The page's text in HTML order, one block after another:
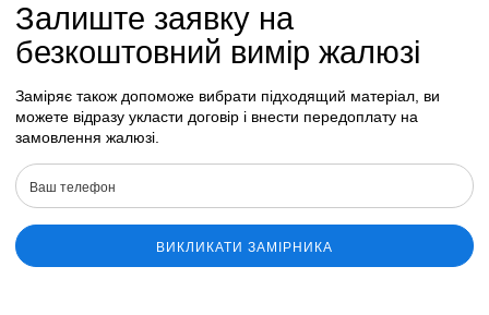
Залиште заявку на
безкоштовний вимір жалюзі
Заміряє також допоможе вибрати підходящий матеріал, ви
можете відразу укласти договір і внести передоплату на
замовлення жалюзі.
ВИКЛИКАТИ ЗАМІРНИКА